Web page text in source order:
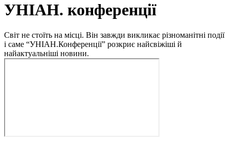
УНІАН. конференції
Світ не стоїть на місці. Він завжди викликає різноманітні події
і саме “УНІАН.Конференції” розкриє найсвіжіші й
найактуальніші новини.